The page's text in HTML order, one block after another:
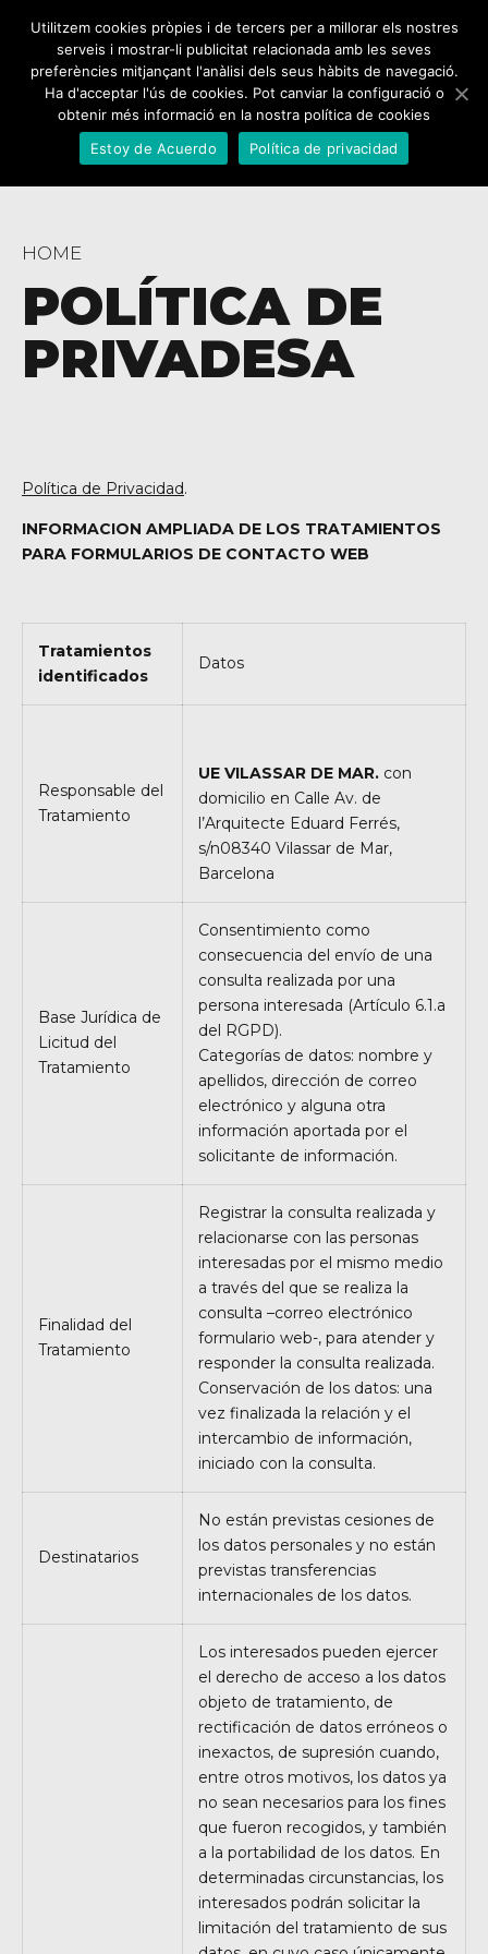
HOME
POLÍTICA DE
PRIVADESA
Política de Privacidad.
INFORMACION AMPLIADA DE LOS TRATAMIENTOS
PARA FORMULARIOS DE CONTACTO WEB
Tratamientos
identificados
Datos
Responsable del
Tratamiento
UE VILASSAR DE MAR. con
domicilio en Calle Av. de
l’Arquitecte Eduard Ferrés,
s/n08340 Vilassar de Mar,
Barcelona
Base Jurídica de
Licitud del
Tratamiento
Consentimiento como
consecuencia del envío de una
consulta realizada por una
persona interesada (Artículo 6.1.a
del RGPD).
Categorías de datos: nombre y
apellidos, dirección de correo
electrónico y alguna otra
información aportada por el
solicitante de información.
Finalidad del
Tratamiento
Registrar la consulta realizada y
relacionarse con las personas
interesadas por el mismo medio
a través del que se realiza la
consulta –correo electrónico
formulario web-, para atender y
responder la consulta realizada.
Conservación de los datos: una
vez finalizada la relación y el
intercambio de información,
iniciado con la consulta.
Destinatarios
No están previstas cesiones de
los datos personales y no están
previstas transferencias
internacionales de los datos.
Los interesados pueden ejercer
el derecho de acceso a los datos
objeto de tratamiento, de
rectificación de datos erróneos o
inexactos, de supresión cuando,
entre otros motivos, los datos ya
no sean necesarios para los fines
que fueron recogidos, y también
a la portabilidad de los datos. En
determinadas circunstancias, los
interesados podrán solicitar la
limitación del tratamiento de sus
Utilitzem cookies pròpies i de tercers per a millorar els nostres
serveis i mostrar-li publicitat relacionada amb les seves
preferències mitjançant l'anàlisi dels seus hàbits de navegació.
Ha d'acceptar l'ús de cookies. Pot canviar la configuració o
obtenir més informació en la nostra política de cookies
Estoy de Acuerdo
Política de privacidad